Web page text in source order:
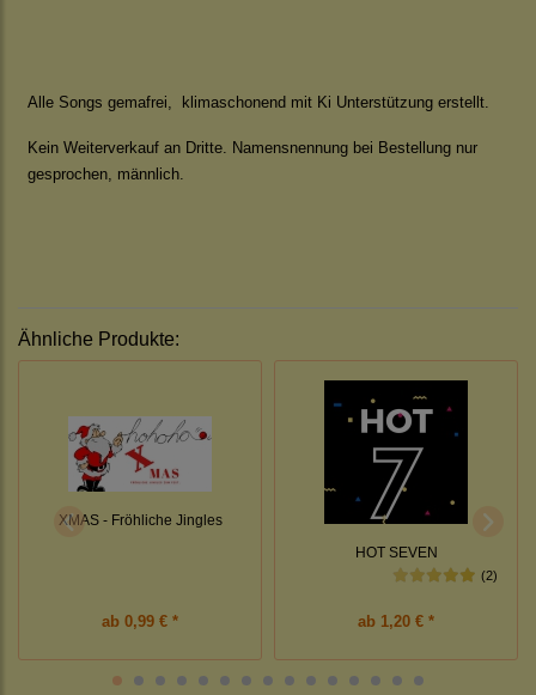
Alle Songs gemafrei, klimaschonend mit Ki Unterstützung erstellt.
Kein Weiterverkauf an Dritte. Namensnennung bei Bestellung nur
gesprochen, männlich.
Ähnliche Produkte:
XMAS - Fröhliche Jingles
ab 0,99 € *
HOT SEVEN
(2)
ab 1,20 € *